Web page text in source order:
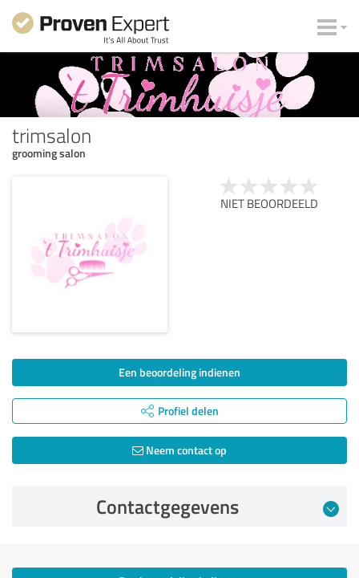
trimsalon
grooming salon
NIET BEOORDEELD
Een beoordeling indienen
Profiel delen
Neem contact op
Contactgegevens